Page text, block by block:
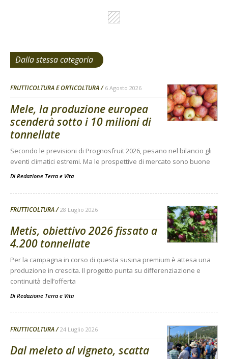
Dalla stessa categoria
FRUTTICOLTURA E ORTICOLTURA 6 Agosto 2026
Mele, la produzione europea
scenderà sotto i 10 milioni di
tonnellate
Secondo le previsioni di Prognosfruit 2026, pesano nel bilancio gli
eventi climatici estremi. Ma le prospettive di mercato sono buone
Di Redazione Terra e Vita
FRUTTICOLTURA 28 Luglio 2026
Metis, obiettivo 2026 fissato a
4.200 tonnellate
Per la campagna in corso di questa susina premium è attesa una
produzione in crescita. Il progetto punta su differenziazione e
continuità dell’offerta
Di Redazione Terra e Vita
FRUTTICOLTURA 24 Luglio 2026
Dal meleto al vigneto, scatta